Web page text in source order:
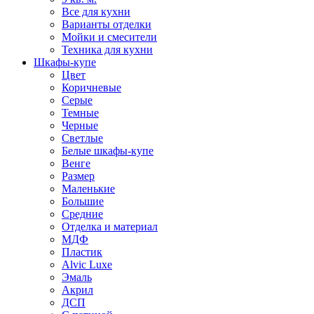
Все для кухни
Варианты отделки
Мойки и смесители
Техника для кухни
Шкафы-купе
Цвет
Коричневые
Серые
Темные
Черные
Светлые
Белые шкафы-купе
Венге
Размер
Маленькие
Большие
Средние
Отделка и материал
МДФ
Пластик
Alvic Luxe
Эмаль
Акрил
ДСП